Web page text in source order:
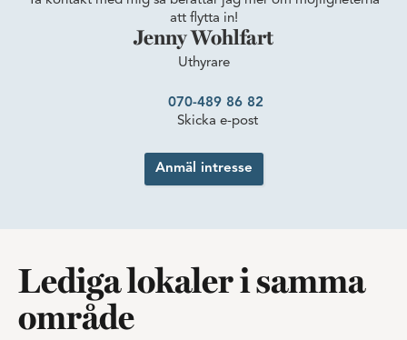
att flytta in!
Jenny Wohlfart
Uthyrare
070-489 86 82
Skicka e-post
Anmäl intresse
Lediga lokaler i samma
område